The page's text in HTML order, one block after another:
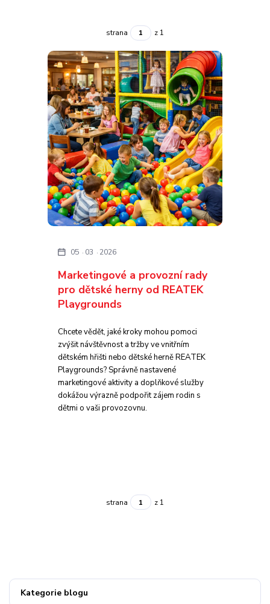
Kategorie blogu
strana z 1
Marketingové a provozní rady
pro dětské herny od REATEK
Playgrounds
05 03 2026
Chcete vědět, jaké kroky mohou pomoci
zvýšit návštěvnost a tržby ve vnitřním
dětském hřišti nebo dětské herně REATEK
Playgrounds? Správně nastavené
marketingové aktivity a doplňkové služby
dokážou výrazně podpořit zájem rodin s
dětmi o vaši provozovnu.
strana z 1